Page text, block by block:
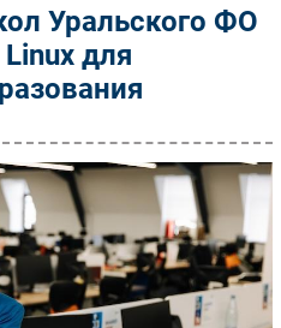
Уральского ФО
для